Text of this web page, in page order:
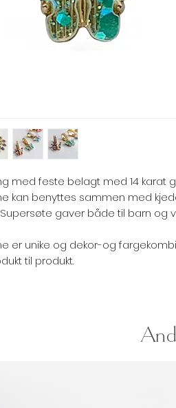
med feste belagt med 14 karat
kan benyttes sammen med
gaver både til barn og
er unike og dekor-og
til produkt.